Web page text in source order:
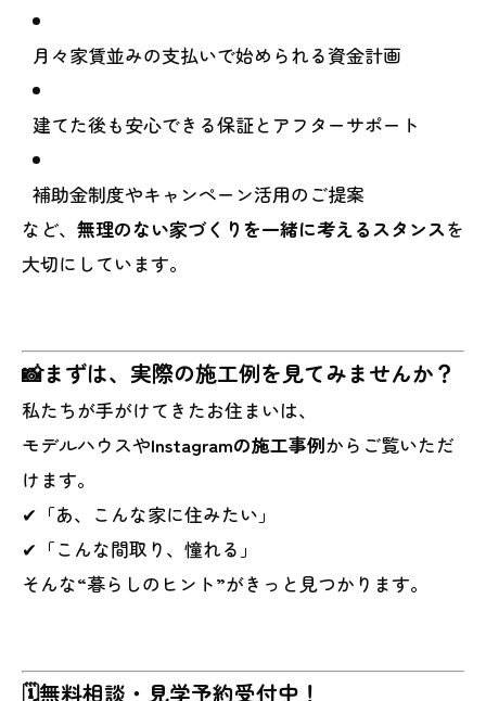
月々家賃並みの支払いで始められる資金計画
建てた後も安心できる保証とアフターサポート
補助金制度やキャンペーン活用のご提案
など、 無理のない家づくりを一緒に考えるスタンスを
大切にしています。
📸まずは、実際の施工例を見てみませんか？
私たちが手がけてきたお住まいは、
モデルハウスやInstagramの施工事例からご覧いただ
けます。
✔「あ、こんな家に住みたい」
✔「こんな間取り、憧れる」
そんな“暮らしのヒント”がきっと見つかります。
🗓無料相談・見学予約受付中！